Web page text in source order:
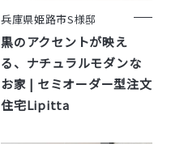
兵庫県姫路市S様邸
黒のアクセントが映え
る、ナチュラルモダンな
お家 | セミオーダー型注文
住宅Lipitta